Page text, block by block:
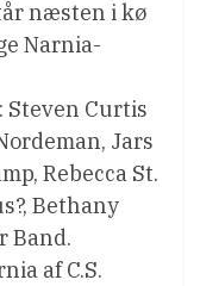
næsten i kø
Narnia-
Steven Curtis
Jars
Rebecca St.
Bethany
Band.
af C.S.